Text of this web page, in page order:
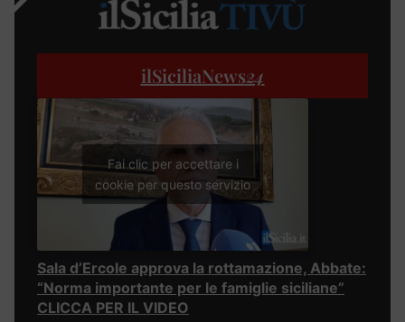
ilSiciliaNews24
Fai clic per accettare i
cookie per questo servizio
Sala d’Ercole approva la rottamazione, Abbate:
“Norma importante per le famiglie siciliane”
CLICCA PER IL VIDEO